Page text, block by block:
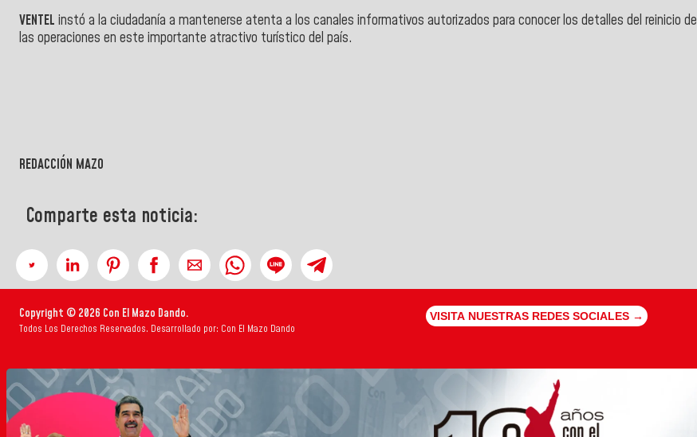
VENTEL instó a la ciudadanía a mantenerse atenta a los canales informativos autorizados para conocer los detalles del reinicio de
las operaciones en este importante atractivo turístico del país.
REDACCIÓN MAZO
Comparte esta noticia:
Copyright © 2026 Con El Mazo Dando.
Todos Los Derechos Reservados. Desarrollado por: Con El Mazo Dando
VISITA NUESTRAS REDES SOCIALES →